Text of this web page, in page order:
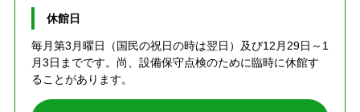
休館日
毎月第3月曜日（国民の祝日の時は翌日）及び12月29日～1
月3日までです。尚、設備保守点検のために臨時に休館す
ることがあります。